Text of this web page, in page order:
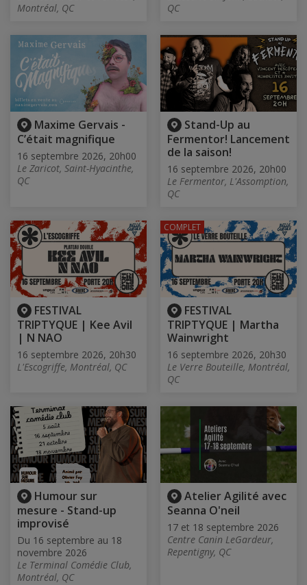
Montréal, QC
QC
Maxime Gervais -
C’était magnifique
16 septembre 2026, 20h00
Le Zaricot, Saint-Hyacinthe,
QC
Stand-Up au
Fermentor! Lancement
de la saison!
16 septembre 2026, 20h00
Le Fermentor, L'Assomption,
QC
FESTIVAL
TRIPTYQUE | Kee Avil
| N NAO
16 septembre 2026, 20h30
L'Escogriffe, Montréal, QC
FESTIVAL
TRIPTYQUE | Martha
Wainwright
16 septembre 2026, 20h30
Le Verre Bouteille, Montréal,
QC
COMPLET
Humour sur
mesure - Stand-up
improvisé
Du 16 septembre au 18
novembre 2026
Le Terminal Comédie Club,
Montréal, QC
Atelier Agilité avec
Seanna O'neil
17 et 18 septembre 2026
Centre Canin LeGardeur,
Repentigny, QC